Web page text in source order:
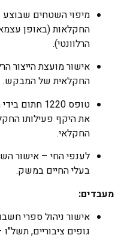
החקלאות (באופן
הרלוונטי).
אישור מועצת הייצור
החקלאית של המבקש.
את היקף פעילותו
החקלאי.
לענפי החי – אישור
בעלי החיים במשק.
מעבדים:
אישור ניהול ספרי
גופים ציבוריים, תשל"ו –